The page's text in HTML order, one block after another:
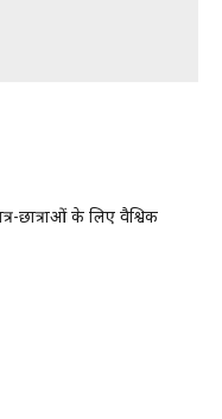
छात्राओं के लिए वैश्विक